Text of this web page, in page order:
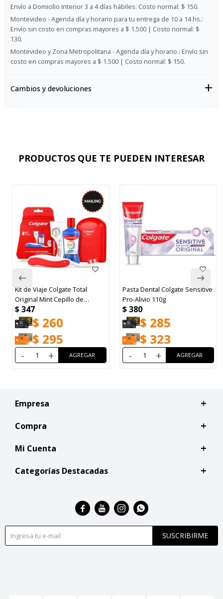
Envío a Domicilio Interior 3 a 4 días hábiles: Costo normal: $ 150.
Montevideo - Agenda día y horario para tu entrega de 10 a 14 hs.:
Envío sin costo en compras mayores a $ 1.500 | Costo normal: $
130.
Montevideo y Zona Metropolitana - Agenda día y horario.: Envío sin
costo en compras mayores a $ 1.500 | Costo normal: $ 150.
Cambios y devoluciones
PRODUCTOS QUE TE PUEDEN INTERESAR
Kit de Viaje Colgate Total
Original Mint Cepillo de
Dientes + Pasta de Dientes
30g
$347
$ 260
$ 295
- +
Pasta Dental Colgate Sensitive
Pro-Alivio 110g
$380
$ 285
$ 323
- +
Empresa
Compra
Mi Cuenta
Categorías Destacadas
SUSCRIBIRME
   